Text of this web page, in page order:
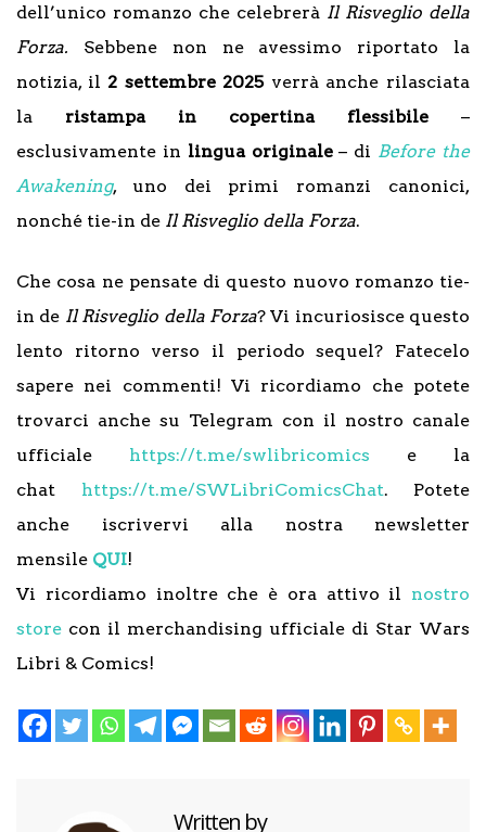
dell’unico romanzo che celebrerà Il Risveglio della
Forza. Sebbene non ne avessimo riportato la
notizia, il 2 settembre 2025verrà anche rilasciata
la ristampa in copertina flessibile –
esclusivamente in lingua originale– di Before the
Awakening, uno dei primi romanzi canonici,
nonché tie-in de Il Risveglio della Forza.
Che cosa ne pensate di questo nuovo romanzo tie-
in de Il Risveglio della Forza? Vi incuriosisce questo
lento ritorno verso il periodo sequel? Fatecelo
sapere nei commenti! Vi ricordiamo che potete
trovarci anche su Telegram con il nostro canale
ufficiale https://t.me/swlibricomics e la
chat https://t.me/SWLibriComicsChat. Potete
anche iscrivervi alla nostra newsletter
mensile QUI!
Vi ricordiamo inoltre che è ora attivo il nostro
store con il merchandising ufficiale di Star Wars
Libri & Comics!
Written by